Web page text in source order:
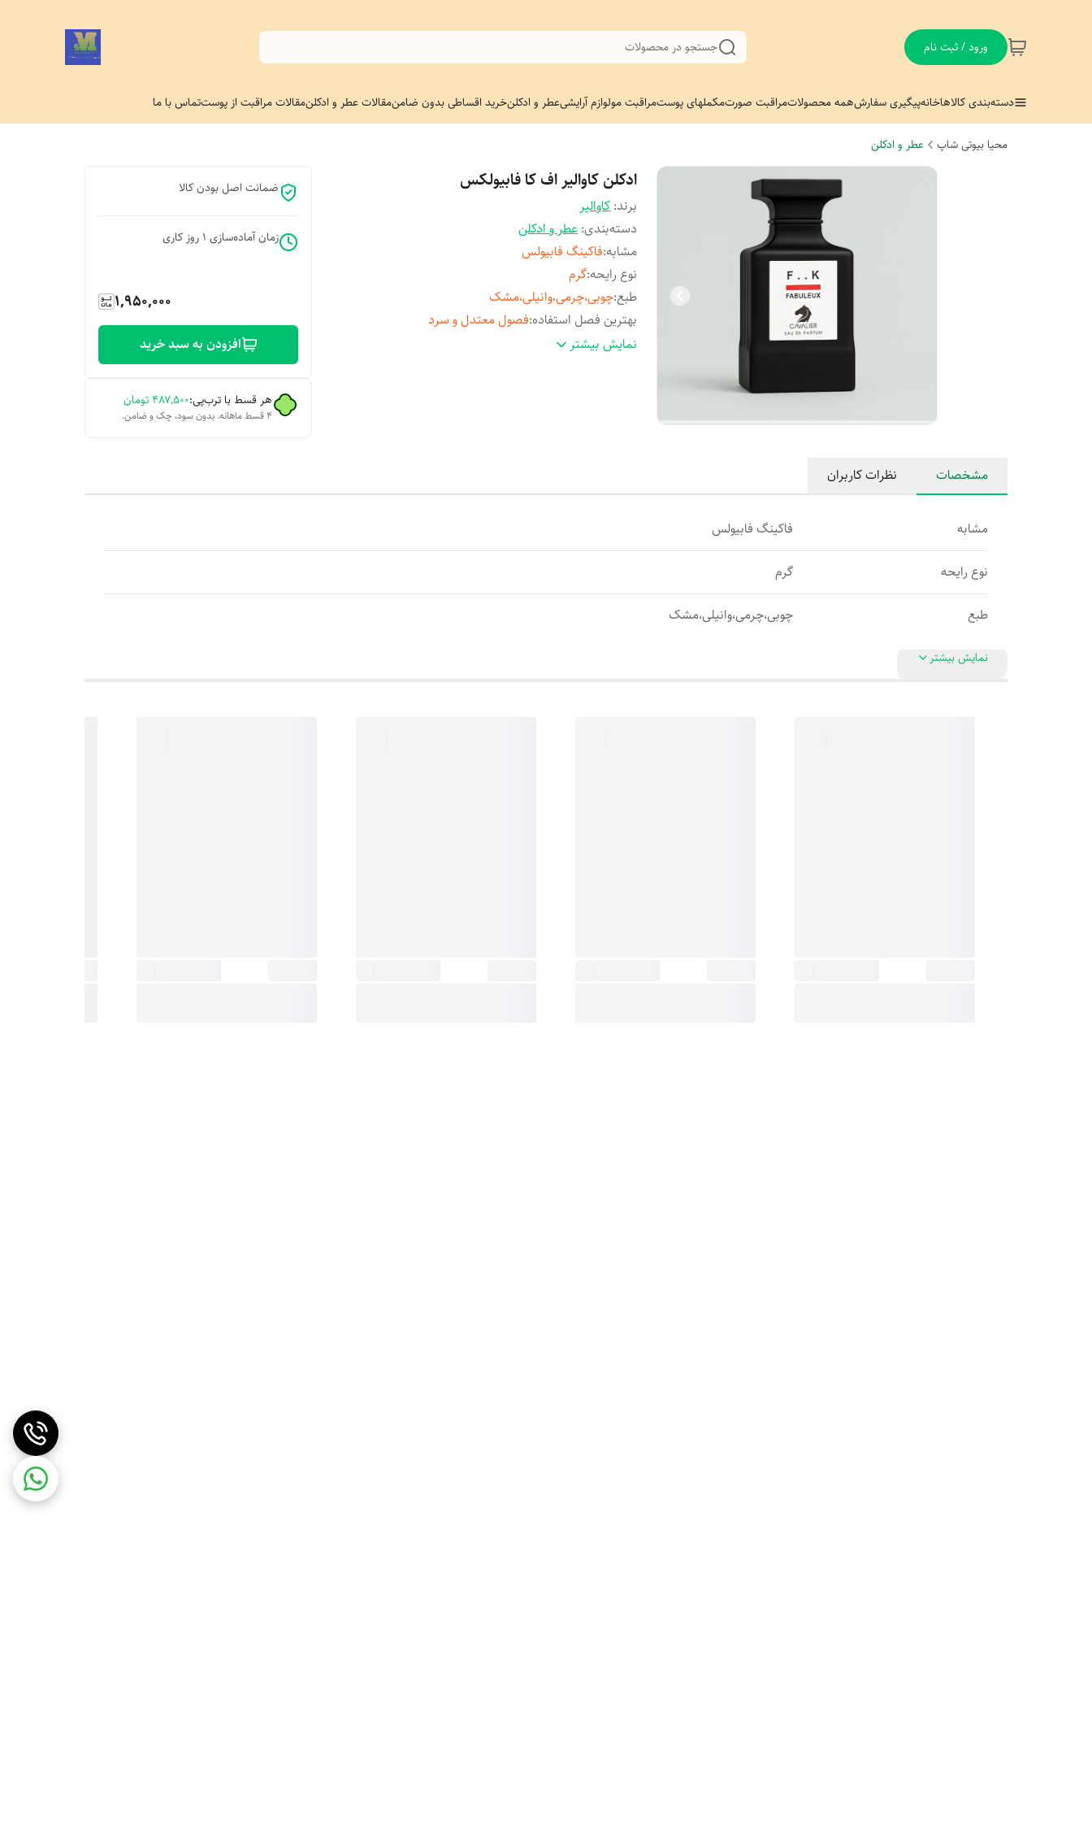
ورود / ثبت نام جستجو در محصولات
دسته‌بندی کالاهاخانهپیگیری سفارشهمه محصولاتمراقبت صورتمکملهای پوستمراقبت مولوازم آرایشیعطر و ادکلنخرید اقساطی بدون ضامنمقالات عطر و ادکلنمقالات مراقبت از پوستتماس با ما
محیا بیوتی شاپ عطر و ادکلن
ادکلن کاوالیر اف کا فابیولکس
برند:کاوالیر
دسته‌بندی:عطر و ادکلن
مشابه:فاکینگ فابیولس
نوع رایحه:گرم
طبع:چوبی،چرمی،وانیلی،مشک
بهترین فصل استفاده:فصول معتدل و سرد
حجم: ۱۰۰ میل
نمایش بیشتر
ضمانت اصل بودن کالا
زمان آماده‌سازی 1 روز کاری
1,950,000
افزودن به سبد خرید
هر قسط با ترب‌پی:۴۸۷٬۵۰۰ تومان
۴ قسط ماهانه. بدون سود، چک و ضامن.
مشخصات نظرات کاربران
مشابه فاکینگ فابیولس
نوع رایحه گرم
طبع چوبی،چرمی،وانیلی،مشک
نمایش بیشتر